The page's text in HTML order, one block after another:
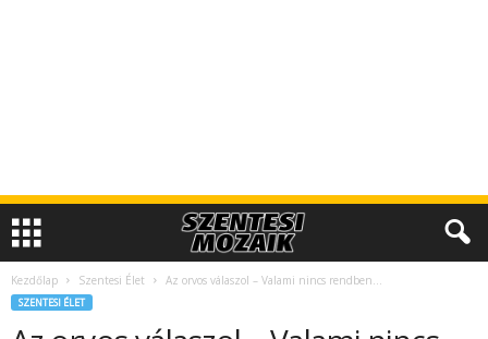
Kezdőlap Szentesi Élet Az orvos válaszol – Valami nincs rendben…
SZENTESI ÉLET